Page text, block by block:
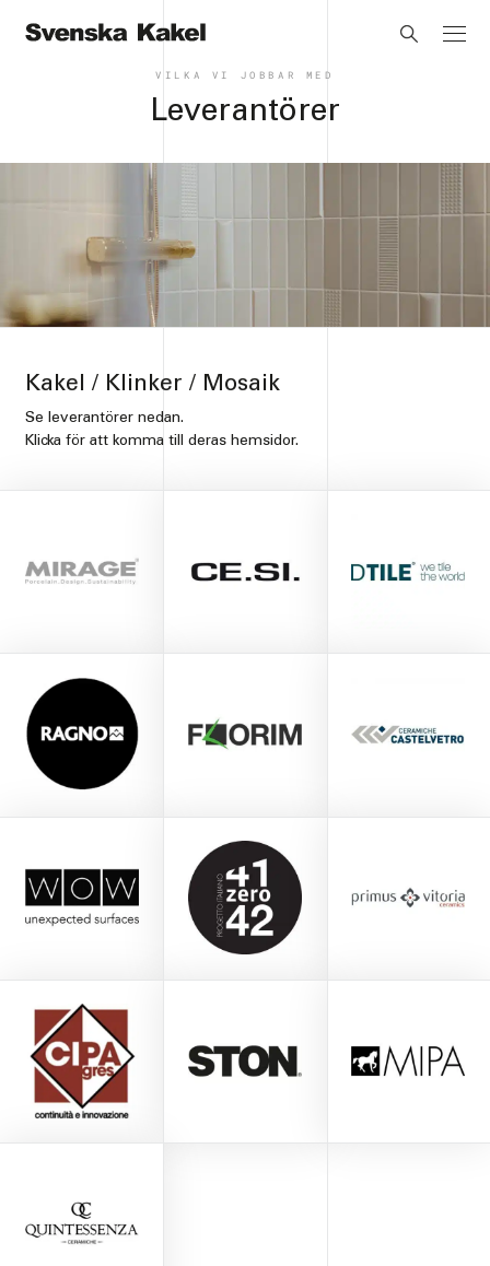
VILKA VI JOBBAR MED
Leverantörer
Kakel / Klinker / Mosaik
Se leverantörer nedan.
Klicka för att komma till deras hemsidor.